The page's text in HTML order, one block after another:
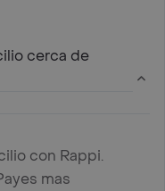
cerca de
con Rappi.
mas